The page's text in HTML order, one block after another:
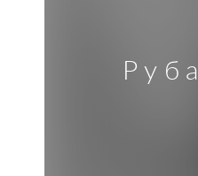
Руба